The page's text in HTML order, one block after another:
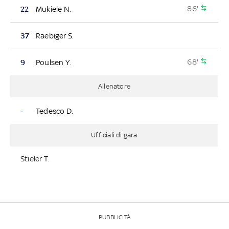
22 Mukiele N. 86'
37 Raebiger S.
9 Poulsen Y. 68'
Allenatore
- Tedesco D.
Ufficiali di gara
Stieler T.
PUBBLICITÀ